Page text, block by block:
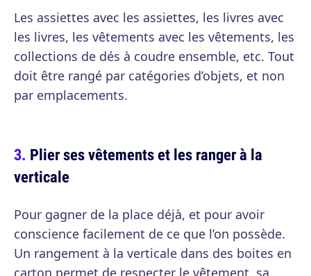
Les assiettes avec les assiettes, les livres avec
les livres, les vêtements avec les vêtements, les
collections de dés à coudre ensemble, etc. Tout
doit être rangé par catégories d’objets, et non
par emplacements.
Plier ses vêtements et les ranger à la
verticale
Pour gagner de la place déjà, et pour avoir
conscience facilement de ce que l’on possède.
Un rangement à la verticale dans des boites en
carton permet de respecter le vêtement, sa